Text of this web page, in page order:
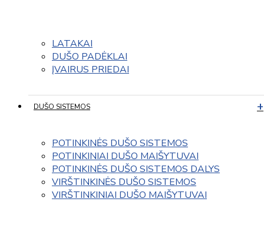
LATAKAI
DUŠO PADĖKLAI
ĮVAIRUS PRIEDAI
DUŠO SISTEMOS
POTINKINĖS DUŠO SISTEMOS
POTINKINIAI DUŠO MAIŠYTUVAI
POTINKINĖS DUŠO SISTEMOS DALYS
VIRŠTINKINĖS DUŠO SISTEMOS
VIRŠTINKINIAI DUŠO MAIŠYTUVAI